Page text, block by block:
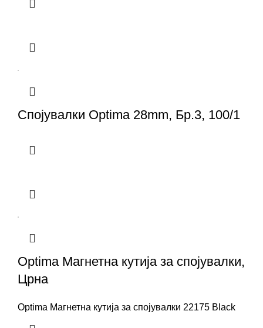
Спојувалки Optima 28mm, Бр.3, 100/1
Optima Магнетна кутија за спојувалки,
Црна
Optima Магнетна кутија за спојувалки 22175 Black